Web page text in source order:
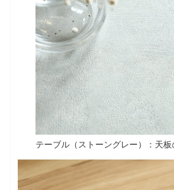
テーブル（ストーングレー）：天板